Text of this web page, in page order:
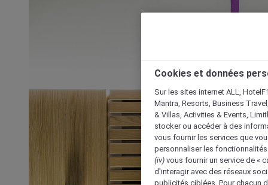
Cookies et données
Sur les sites internet ALL,
Mantra, Resorts, Business
& Villas, Activities & Events,
stocker ou accéder à des
vous fournir les services que
personnaliser les
(iv) vous fournir un service de «
d'interagir avec des réseaux
publicités ciblées. Pour chacun